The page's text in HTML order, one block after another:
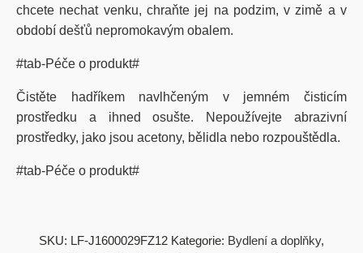
chcete nechat venku, chraňte jej na podzim, v zimě a v
období dešťů nepromokavým obalem.
#tab-Péče o produkt#
Čistěte hadříkem navlhčeným v jemném čisticím
prostředku a ihned osušte. Nepoužívejte abrazivní
prostředky, jako jsou acetony, bělidla nebo rozpouštědla.
#tab-Péče o produkt#
SKU: LF-J1600029FZ12 Kategorie: Bydlení a doplňky,